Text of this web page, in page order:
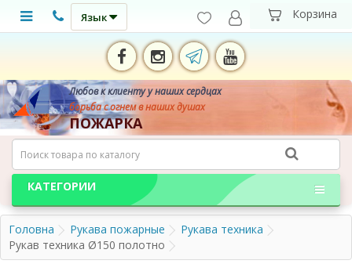
Язык
Любов к клиенту у наших сердцах
борьба с огнем в наших душах
ПОЖАРКА
КАТЕГОРИИ
Головна Рукава пожарные
Рукава техника
Рукав техника Ø150 полотно